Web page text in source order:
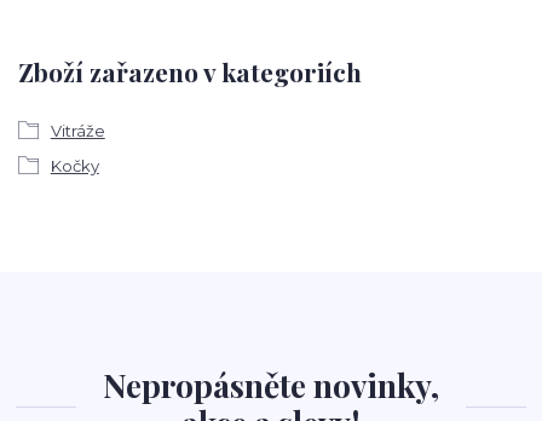
Zboží zařazeno v kategoriích
Vitráže
Kočky
Nepropásněte novinky,